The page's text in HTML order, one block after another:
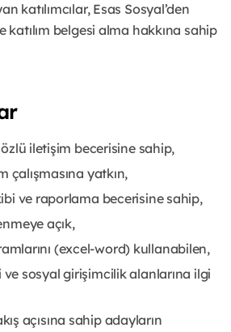
katılımcılar, Esas Sosyal’den
belgesi alma hakkına sahip
iletişim becerisine sahip,
çalışmasına yatkın,
ve raporlama becerisine sahip,
açık,
(excel-word) kullanabilen,
sosyal girişimcilik alanlarına ilgi
açısına sahip adayların